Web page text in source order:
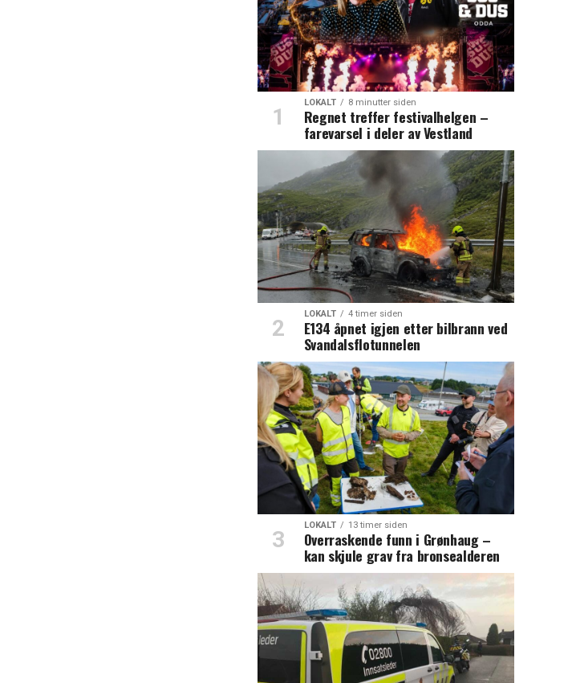
LOKALT 8 minutter siden
Regnet treffer festivalhelgen –
farevarsel i deler av Vestland
LOKALT 4 timer siden
E134 åpnet igjen etter bilbrann ved
Svandalsflotunnelen
LOKALT 13 timer siden
Overraskende funn i Grønhaug –
kan skjule grav fra bronsealderen